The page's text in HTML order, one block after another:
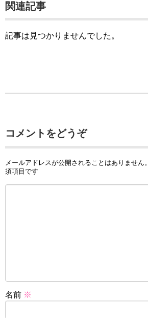
関連記事
記事は見つかりませんでした。
コメントをどうぞ
メールアドレスが公開されることはありません。
須項目です
名前 ※